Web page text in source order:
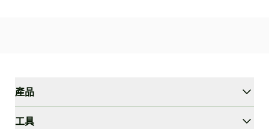
產品
工具